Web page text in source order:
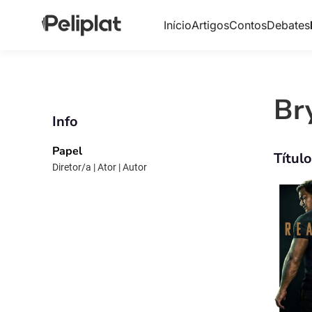
InícioArtigosContosDebates
Info
Papel
Diretor/a | Ator | Autor